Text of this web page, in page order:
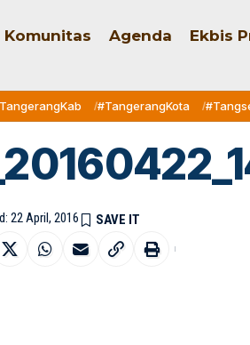
Komunitas Agenda Ekbis
#TangerangKota
22 April, 2016